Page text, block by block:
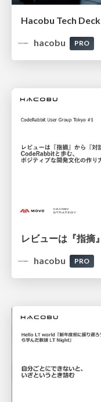
Hacobu Tech Deck
hacobu
PRO
hacobu
PRO